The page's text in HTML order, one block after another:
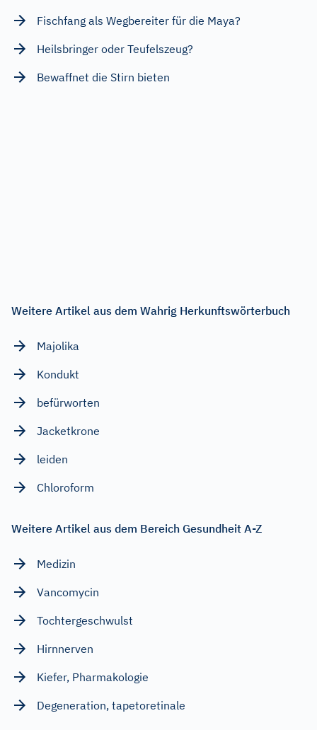
Fischfang als Wegbereiter für die Maya?
Heilsbringer oder Teufelszeug?
Bewaffnet die Stirn bieten
Weitere Artikel aus dem Wahrig Herkunftswörterbuch
Majolika
Kondukt
befürworten
Jacketkrone
leiden
Chloroform
Weitere Artikel aus dem Bereich Gesundheit A-Z
Medizin
Vancomycin
Tochtergeschwulst
Hirnnerven
Kiefer, Pharmakologie
Degeneration, tapetoretinale